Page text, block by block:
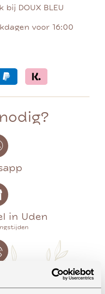
DOUX BLEU
voor 16:00
in Uden